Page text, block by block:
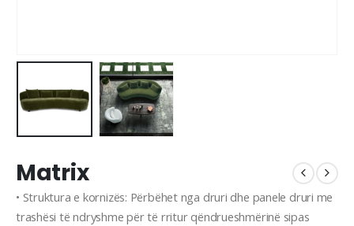
Matrix
• Struktura e kornizës: Përbëhet nga druri dhe panele druri me
trashësi të ndryshme për të rritur qëndrueshmërinë sipas